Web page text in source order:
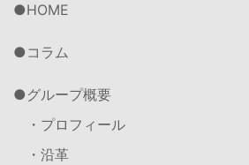
HOME
コラム
グループ概要
・プロフィール
・沿革